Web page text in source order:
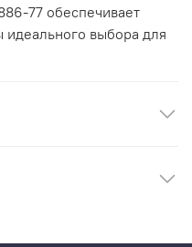
77 обеспечивает
идеального выбора для